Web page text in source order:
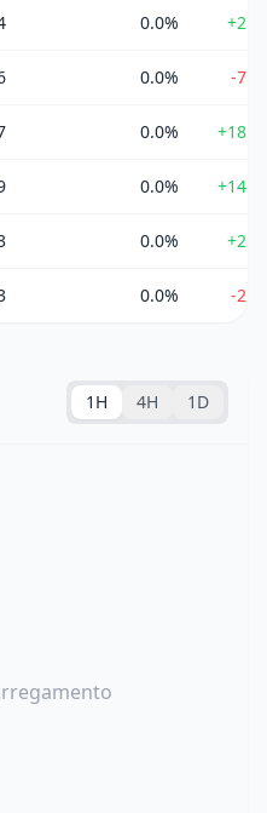
0.0%
0.0% -
0.0%
0.0%
0.0%
0.0% -
1H 4H 1D